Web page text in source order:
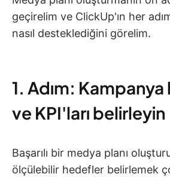
geçirelim ve ClickUp'ın her
nasıl desteklediğini görelim.
1. Adım:
ve KPI'ları belirleyin
Başarılı bir medya planı
ölçülebilir hedefler belirlemek